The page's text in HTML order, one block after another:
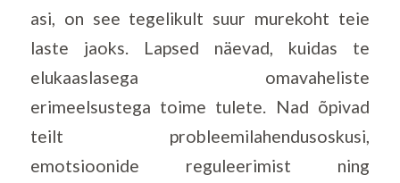
asi, on see tegelikult suur murekoht teie
laste jaoks. Lapsed näevad, kuidas te
elukaaslasega omavaheliste
erimeelsustega toime tulete. Nad õpivad
teilt probleemilahendusoskusi,
emotsioonide reguleerimist ning